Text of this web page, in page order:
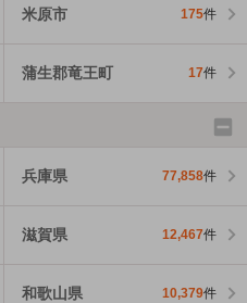
米原市 175件
蒲生郡竜王町 17件
兵庫県 77,858件
滋賀県 12,467件
和歌山県 10,379件